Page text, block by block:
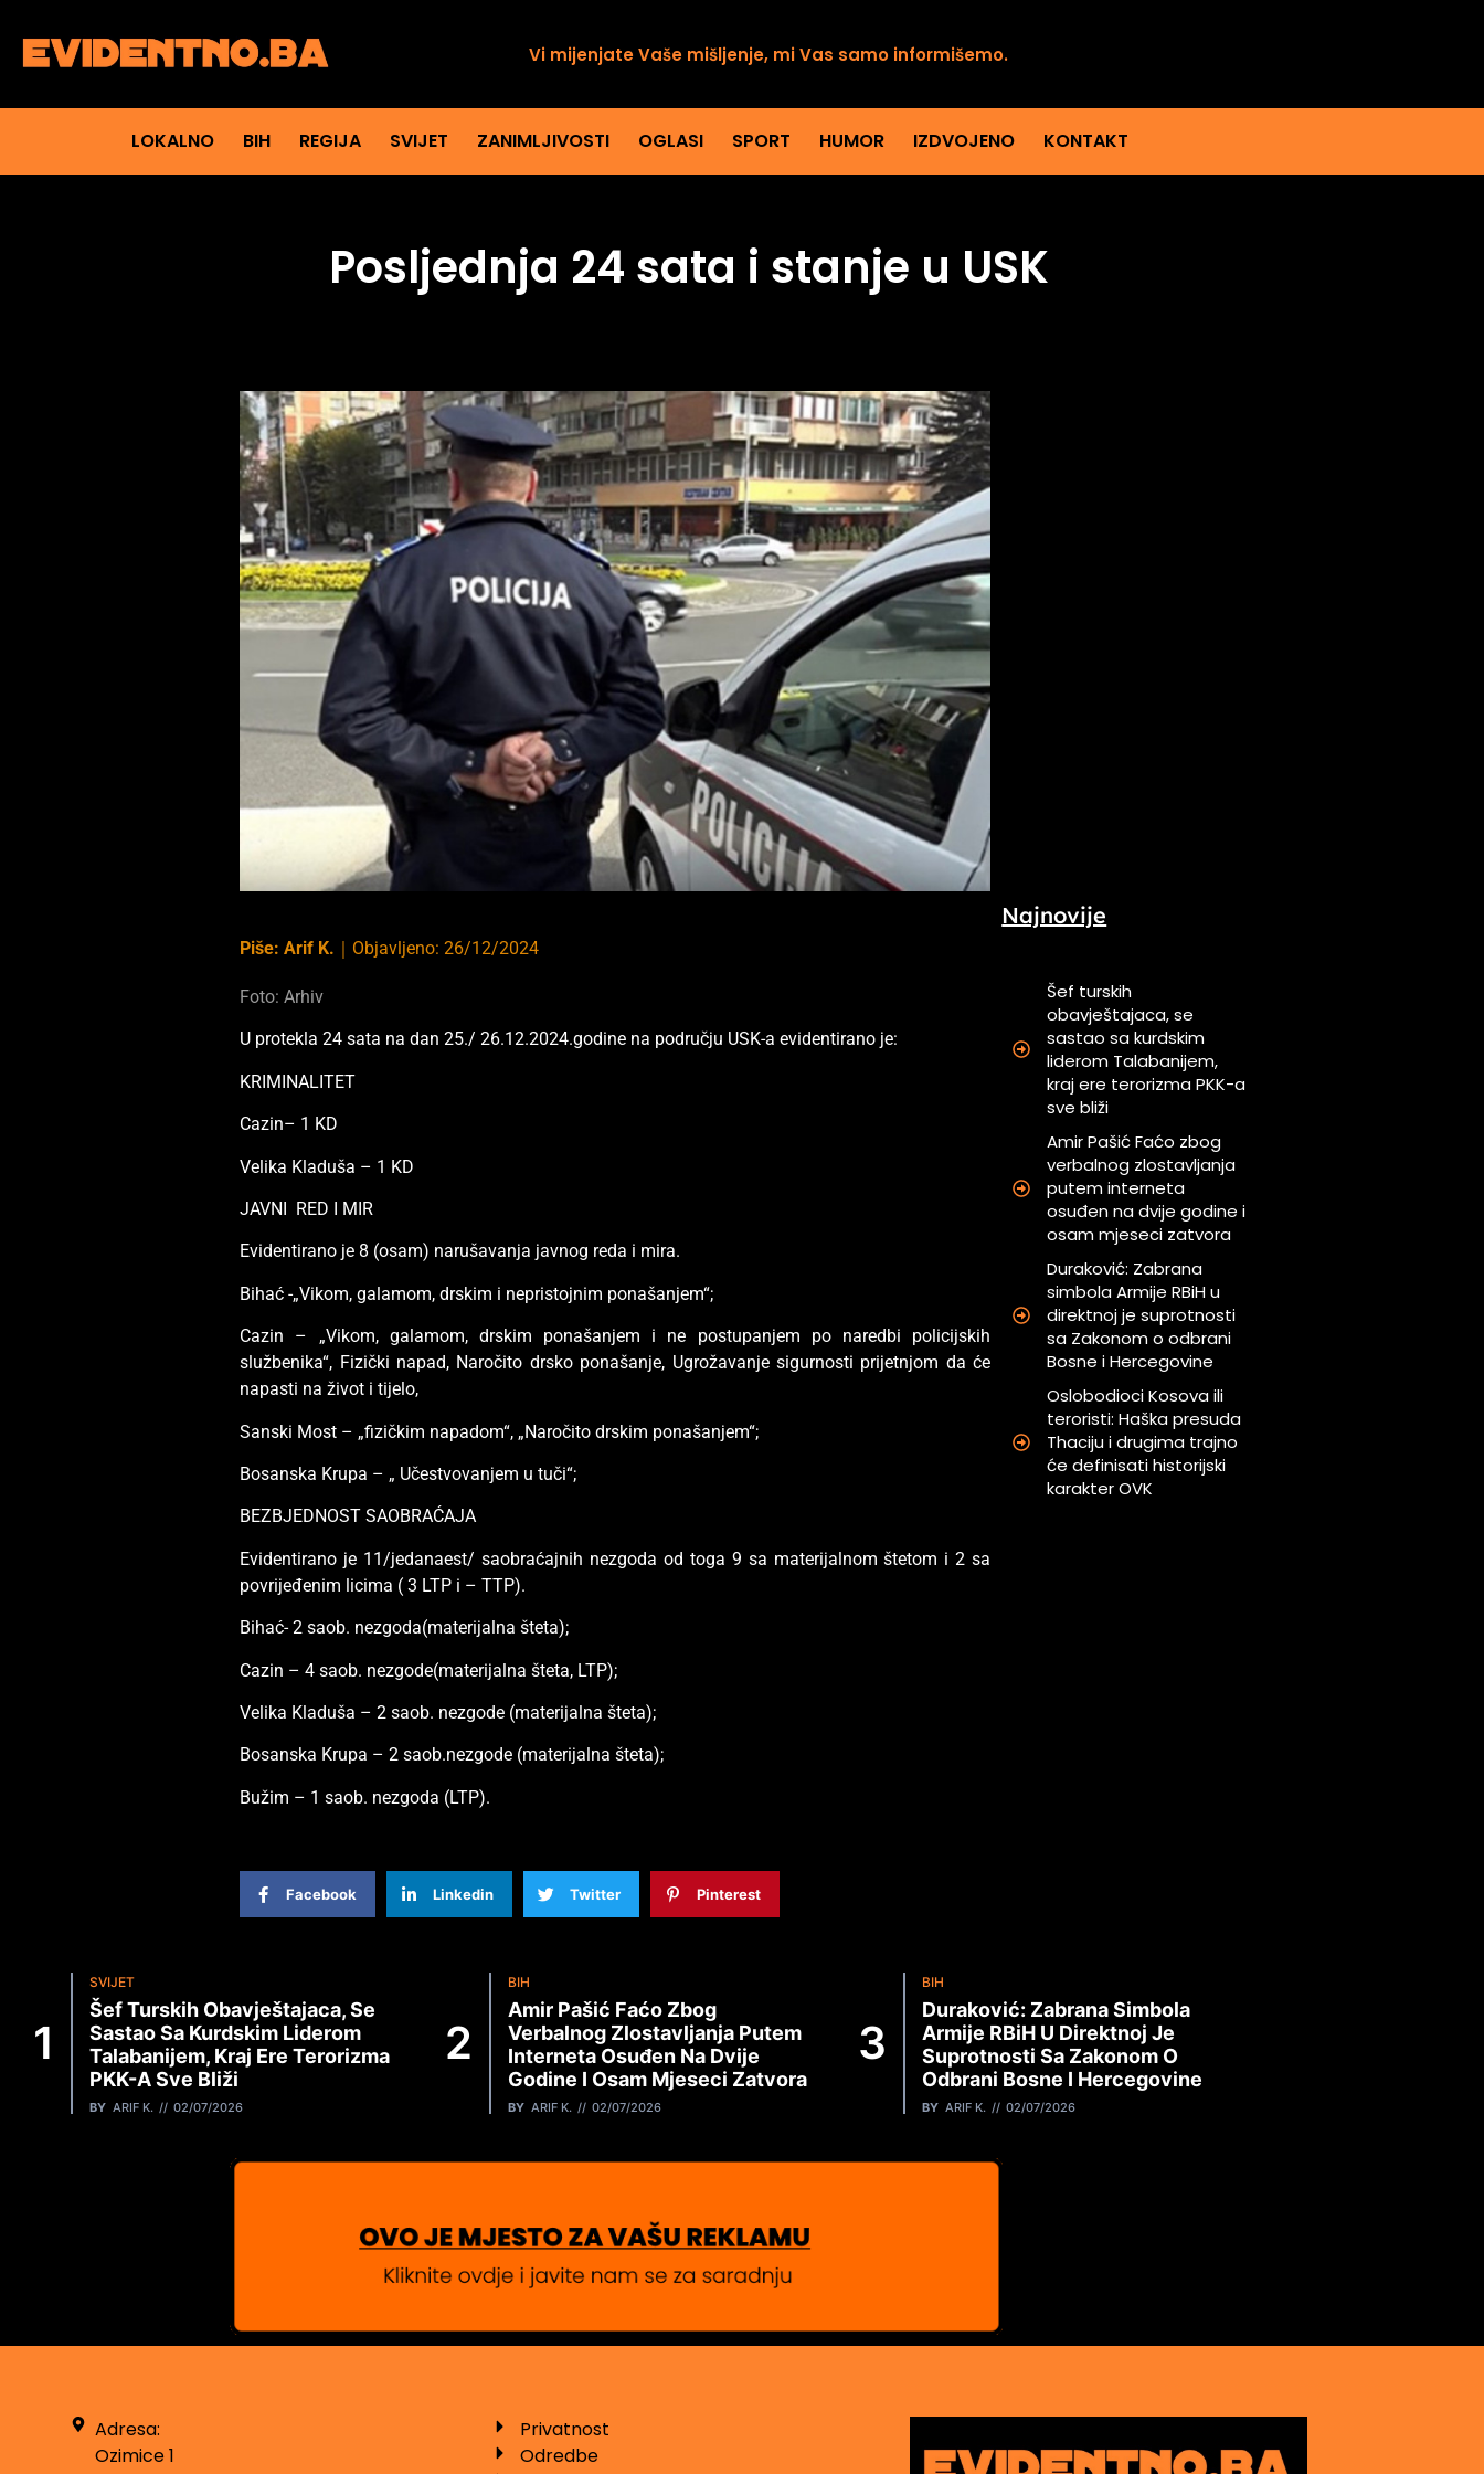
Vi mijenjate Vaše mišljenje, mi Vas samo informišemo.
LOKALNO BIH REGIJA SVIJET ZANIMLJIVOSTI OGLASI SPORT HUMOR IZDVOJENO KONTAKT
Posljednja 24 sata i stanje u USK
Piše: Arif K. ｜ Objavljeno:26/12/2024
Foto: Arhiv
U protekla 24 sata na dan 25./ 26.12.2024.godine na području USK-a evidentirano je:
KRIMINALITET
Cazin– 1 KD
Velika Kladuša – 1 KD
JAVNI RED I MIR
Evidentirano je 8 (osam) narušavanja javnog reda i mira.
Bihać -„Vikom, galamom, drskim i nepristojnim ponašanjem“;
Cazin – „Vikom, galamom, drskim ponašanjem i ne postupanjem po naredbi policijskih
službenika“, Fizički napad, Naročito drsko ponašanje, Ugrožavanje sigurnosti prijetnjom da će
napasti na život i tijelo,
Sanski Most – „fizičkim napadom“, „Naročito drskim ponašanjem“;
Bosanska Krupa – „ Učestvovanjem u tuči“;
BEZBJEDNOST SAOBRAĆAJA
Evidentirano je 11/jedanaest/ saobraćajnih nezgoda od toga 9 sa materijalnom štetom i 2 sa
povrijeđenim licima ( 3 LTP i – TTP).
Bihać- 2 saob. nezgoda(materijalna šteta);
Cazin – 4 saob. nezgode(materijalna šteta, LTP);
Velika Kladuša – 2 saob. nezgode (materijalna šteta);
Bosanska Krupa – 2 saob.nezgode (materijalna šteta);
Bužim – 1 saob. nezgoda (LTP).
Facebook Linkedin Twitter Pinterest
Najnovije
Šef turskih
obavještajaca, se
sastao sa kurdskim
liderom Talabanijem,
kraj ere terorizma PKK-a
sve bliži
Amir Pašić Faćo zbog
verbalnog zlostavljanja
putem interneta
osuđen na dvije godine i
osam mjeseci zatvora
Duraković: Zabrana
simbola Armije RBiH u
direktnoj je suprotnosti
sa Zakonom o odbrani
Bosne i Hercegovine
Oslobodioci Kosova ili
teroristi: Haška presuda
Thaciju i drugima trajno
će definisati historijski
karakter OVK
SVIJET
Šef Turskih Obavještajaca, Se
Sastao Sa Kurdskim Liderom
Talabanijem, Kraj Ere Terorizma
PKK-A Sve Bliži
BY ARIF K. 02/07/2026
BIH
Amir Pašić Faćo Zbog
Verbalnog Zlostavljanja Putem
Interneta Osuđen Na Dvije
Godine I Osam Mjeseci Zatvora
BY ARIF K. 02/07/2026
BIH
Duraković: Zabrana Simbola
Armije RBiH U Direktnoj Je
Suprotnosti Sa Zakonom O
Odbrani Bosne I Hercegovine
BY ARIF K. 02/07/2026
Adresa:
Ozimice 1
Privatnost
Odredbe